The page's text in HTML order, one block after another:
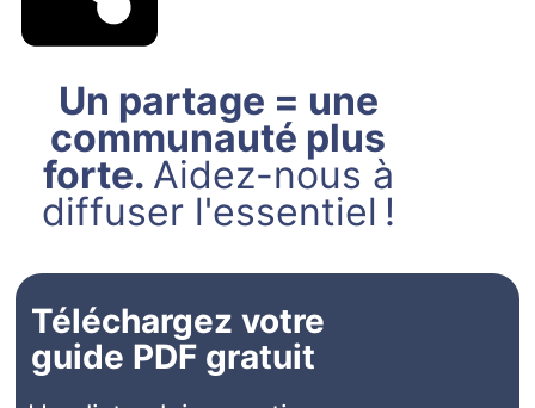
Un partage = une
communauté plus
forte. Aidez-nous à
diffuser l'essentiel !
Téléchargez votre
guide PDF gratuit